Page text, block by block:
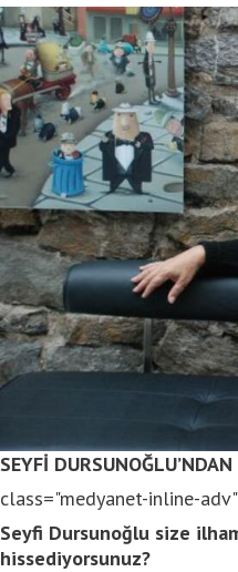
SEYFİ
class="medyanet-inline-
Seyfi Dursunoğlu size
hissediyorsunuz?